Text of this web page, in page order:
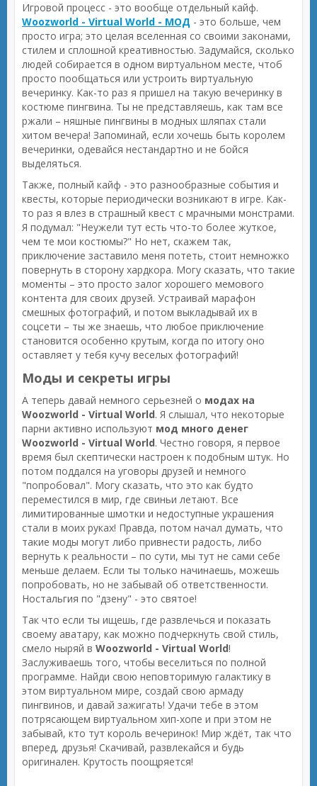
Игровой процесс - это вообще отдельный кайф.
Woozworld - Virtual World - МОД - это больше, чем
просто игра; это целая вселенная со своими законами,
стилем и сплошной креативностью. Задумайся, сколько
людей собирается в одном виртуальном месте, чтоб
просто пообщаться или устроить виртуальную
вечеринку. Как-то раз я пришел на такую вечеринку в
костюме пингвина. Ты не представляешь, как там все
ржали – няшные пингвины в модных шляпах стали
хитом вечера! Запоминай, если хочешь быть королем
вечеринки, одевайся нестандартно и не бойся
выделяться.
Также, полный кайф - это разнообразные события и
квесты, которые периодически возникают в игре. Как-
то раз я влез в страшный квест с мрачными монстрами.
Я подумал: "Неужели тут есть что-то более жуткое,
чем те мои костюмы?" Но нет, скажем так,
приключение заставило меня потеть, стоит немножко
повернуть в сторону хардкора. Могу сказать, что такие
моменты – это просто залог хорошего мемового
контента для своих друзей. Устраивай марафон
смешных фотографий, и потом выкладывай их в
соцсети – ты же знаешь, что любое приключение
становится особенно крутым, когда по итогу оно
оставляет у тебя кучу веселых фотографий!
Моды и секреты игры
А теперь давай немного серьезней о модах на
Woozworld - Virtual World. Я слышал, что некоторые
парни активно используют мод много денег
Woozworld - Virtual World. Честно говоря, я первое
время был скептически настроен к подобным штук. Но
потом поддался на уговоры друзей и немного
"попробовал". Могу сказать, что это как будто
переместился в мир, где свиньи летают. Все
лимитированные шмотки и недоступные украшения
стали в моих руках! Правда, потом начал думать, что
такие моды могут либо привнести радость, либо
вернуть к реальности – по сути, мы тут не сами себе
меньше делаем. Если ты только начинаешь, можешь
попробовать, но не забывай об ответственности.
Ностальгия по "дзену" - это святое!
Так что если ты ищешь, где развлечься и показать
своему аватару, как можно подчеркнуть свой стиль,
смело ныряй в Woozworld - Virtual World!
Заслуживаешь того, чтобы веселиться по полной
программе. Найди свою неповторимую галактику в
этом виртуальном мире, создай свою армаду
пингвинов, и давай зажигать! Удачи тебе в этом
потрясающем виртуальном хип-хопе и при этом не
забывай, кто тут король вечеринок! Мир ждёт, так что
вперед, друзья! Скачивай, развлекайся и будь
оригинален. Крутость поощряется!